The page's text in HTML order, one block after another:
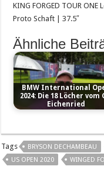
KING FORGED TOUR
Proto Schaft | 37.5″
Ähnliche
BMW International
2024: Die 18 Löcher vom
Eichenried
Tags BRYSON DECHAMBEAU
US OPEN 2020
WINGED